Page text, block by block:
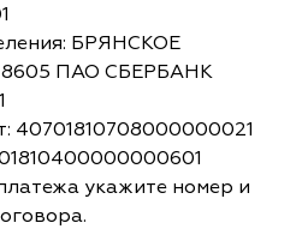
БРЯНСКОЕ
ПАО СБЕРБАНК
40701810708000000021
укажите номер и